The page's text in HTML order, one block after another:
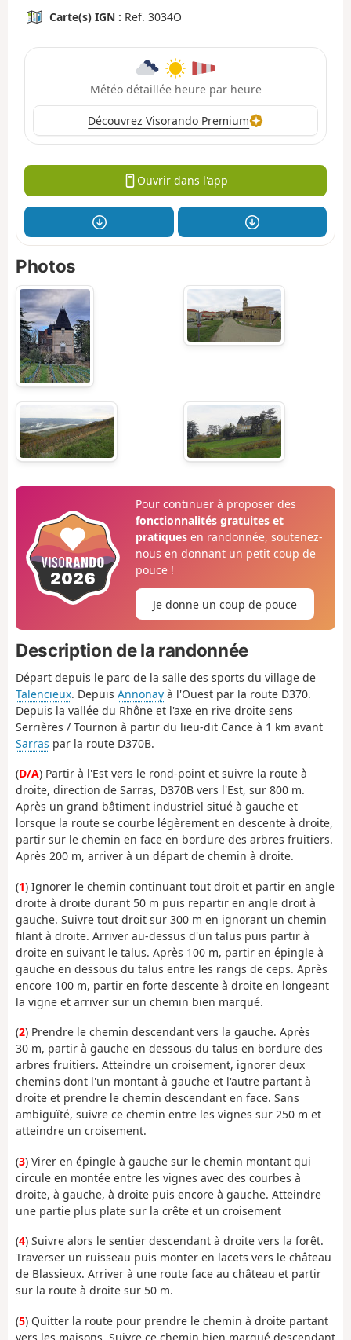
Carte(s) IGN : Ref. 3034O
Météo détaillée heure par heure
Découvrez Visorando Premium
Ouvrir dans l'app
Photos
Pour continuer à proposer des
fonctionnalités gratuites et
pratiquesen randonnée, soutenez-
nous en donnant un petit coup de
pouce !
Je donne un coup de pouce
Description de la randonnée
Départ depuis le parc de la salle des sports du village de
Talencieux. Depuis Annonay à l'Ouest par la route D370.
Depuis la vallée du Rhône et l'axe en rive droite sens
Serrières / Tournon à partir du lieu-dit Cance à 1 km avant
Sarras par la route D370B.
(D/A) Partir à l'Est vers le rond-point et suivre la route à
droite, direction de Sarras, D370B vers l'Est, sur 800 m.
Après un grand bâtiment industriel situé à gauche et
lorsque la route se courbe légèrement en descente à droite,
partir sur le chemin en face en bordure des arbres fruitiers.
Après 200 m, arriver à un départ de chemin à droite.
(1) Ignorer le chemin continuant tout droit et partir en angle
droite à droite durant 50 m puis repartir en angle droit à
gauche. Suivre tout droit sur 300 m en ignorant un chemin
filant à droite. Arriver au-dessus d'un talus puis partir à
droite en suivant le talus. Après 100 m, partir en épingle à
gauche en dessous du talus entre les rangs de ceps. Après
encore 100 m, partir en forte descente à droite en longeant
la vigne et arriver sur un chemin bien marqué.
(2) Prendre le chemin descendant vers la gauche. Après
30 m, partir à gauche en dessous du talus en bordure des
arbres fruitiers. Atteindre un croisement, ignorer deux
chemins dont l'un montant à gauche et l'autre partant à
droite et prendre le chemin descendant en face. Sans
ambiguïté, suivre ce chemin entre les vignes sur 250 m et
atteindre un croisement.
(3) Virer en épingle à gauche sur le chemin montant qui
circule en montée entre les vignes avec des courbes à
droite, à gauche, à droite puis encore à gauche. Atteindre
une partie plus plate sur la crête et un croisement
(4) Suivre alors le sentier descendant à droite vers la forêt.
Traverser un ruisseau puis monter en lacets vers le château
de Blassieux. Arriver à une route face au château et partir
sur la route à droite sur 50 m.
(5) Quitter la route pour prendre le chemin à droite partant